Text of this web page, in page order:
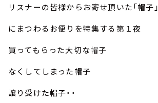
リスナーの皆様からお寄せ頂いた「帽子」
にまつわるお便りを特集する第１夜
買ってもらった大切な帽子
なくしてしまった帽子
譲り受けた帽子・・